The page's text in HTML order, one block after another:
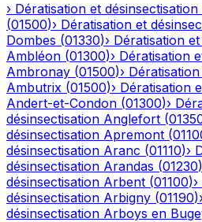
› Dératisation et désinsectisation
(01500)› Dératisation et
Dombes (01330)› Dératisation
Ambléon (01300)› Dératisation
Ambronay (01500)›
Ambutrix (01500)› Dératisation
Andert-et-Condon (01300)›
désinsectisation Anglefort (
désinsectisation Apremont (
désinsectisation Aranc (01110)›
désinsectisation Arandas (01230)
désinsectisation Arbent (01100)›
désinsectisation Arbigny (01190)›
désinsectisation Arboys en